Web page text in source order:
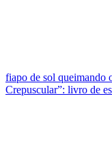
fiapo de sol queimando
Crepuscular”: livro de